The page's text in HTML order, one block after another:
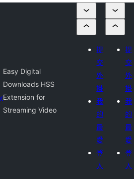
Easy Digital
Downloads HSS
Extension for
Streaming Video
提
交
外
掛
我
的
最
愛
登
入
提
交
外
掛
我
的
最
愛
登
入